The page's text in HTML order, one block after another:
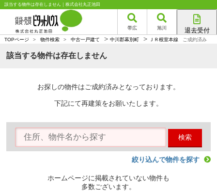
該当する物件は存在しません｜株式会社丸正池田
帯広 旭川 退去受付
帯広店
TOPページ > 物件検索 > 中古一戸建て > 中川郡幕別町 > ＪＲ根室本線 ご成約済み
該当する物件は存在しません
お探しの物件はご成約済みとなっております。
下記にて再建策をお願いたします。
検索
絞り込んで物件を探す
ホームページに掲載されていない物件も
多数ございます。